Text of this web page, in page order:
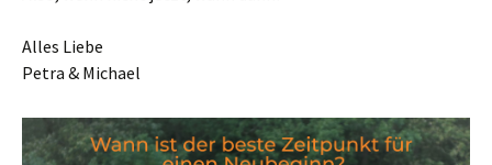
Alles Liebe
Petra & Michael